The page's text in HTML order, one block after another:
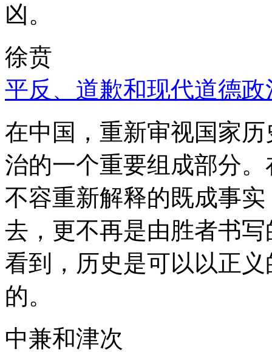
凶。
徐贲
平反、道歉和现代道德政
在中国，重新审视国家
治的一个重要组成部分
不容重新解释的既成事
去，更不再是由胜者书
看到，历史是可以以正
的。
中兼和津次